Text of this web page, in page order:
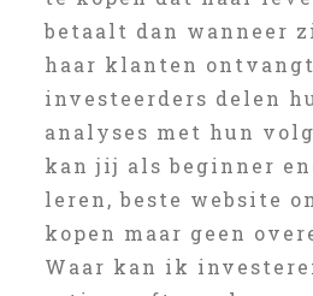
betaalt dan wanneer
haar klanten
investeerders delen
analyses met hun
kan jij als beginner
leren, beste website
kopen maar geen
Waar kan ik